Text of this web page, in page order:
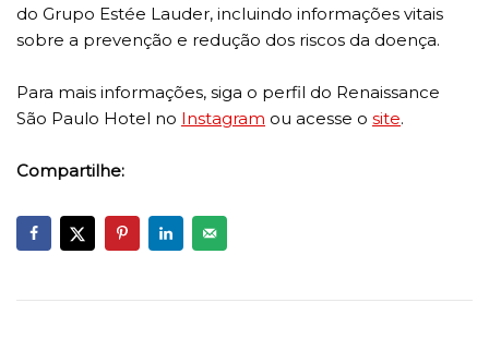
do Grupo Estée Lauder, incluindo informações vitais
sobre a prevenção e redução dos riscos da doença.
Para mais informações, siga o perfil do Renaissance
São Paulo Hotel no Instagram ou acesse o site.
Compartilhe: